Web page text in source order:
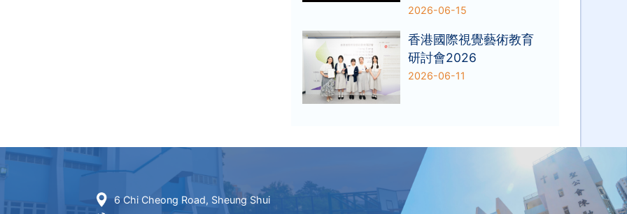
2026-06-15
香港國際視覺藝術教育
研討會2026
2026-06-11
6 Chi Cheong Road, Sheung Shui